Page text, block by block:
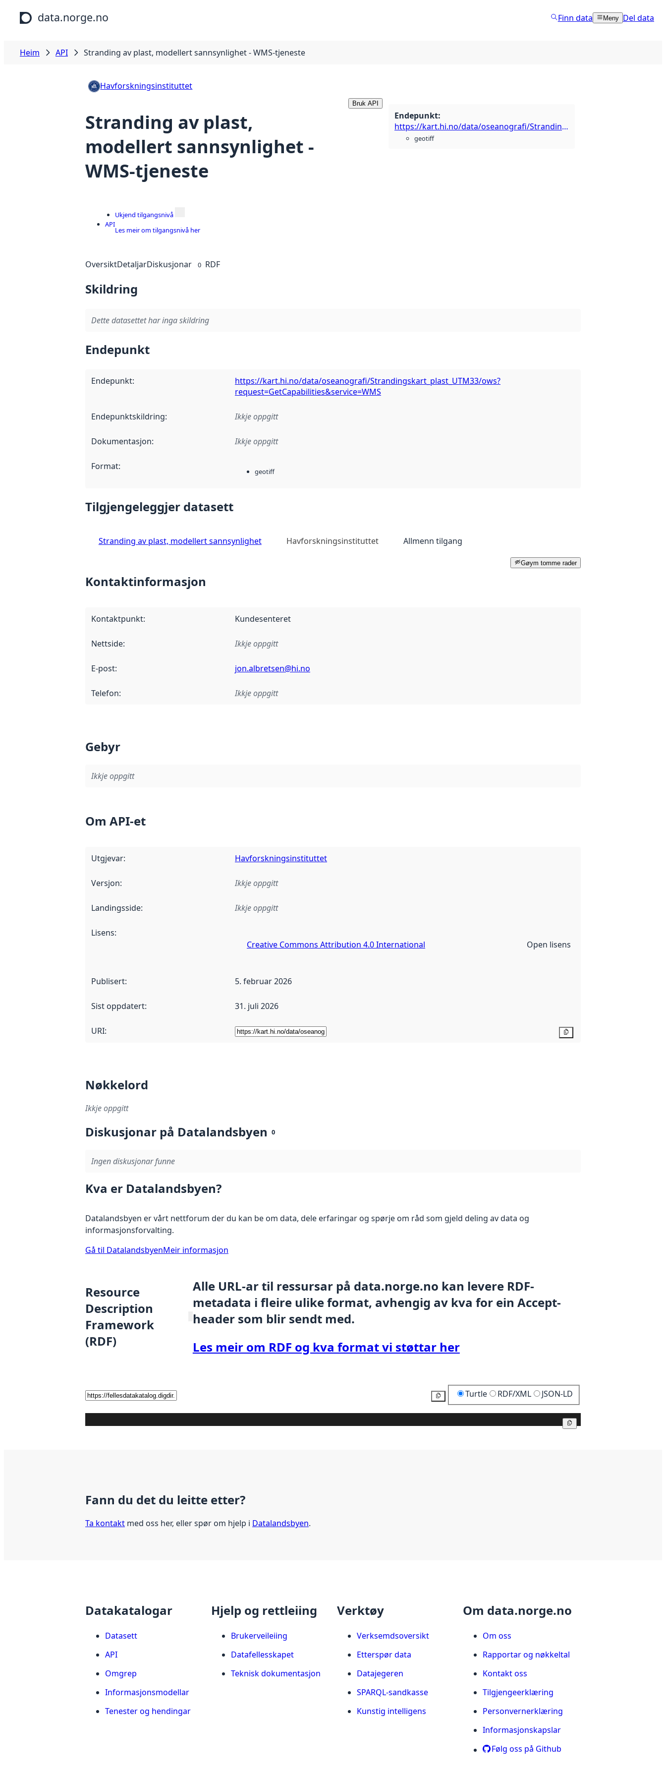
Hopp til hovudinnhald
data.norge.no Finn data Meny Del data
Heim API Stranding av plast, modellert sannsynlighet - WMS-tjeneste
Havforskningsinstituttet
Stranding av plast,
modellert sannsynlighet -
WMS-tjeneste
Bruk API
Endepunkt:
https://kart.hi.no/data/oseanografi/Strandingskart_plast_UTM33/ows?request=GetCapabilities&service=WMS
geotiff
API
Ukjend tilgangsnivå
Les meir om tilgangsnivå her
OversiktDetaljarDiskusjonar 0 RDF
Skildring
Dette datasettet har inga skildring
Endepunkt
Endepunkt:
https://kart.hi.no/data/oseanografi/Strandingskart_plast_UTM33/ows?
request=GetCapabilities&service=WMS
Endepunktskildring: Ikkje oppgitt
Dokumentasjon: Ikkje oppgitt
Format: geotiff
Tilgjengeleggjer datasett
Stranding av plast, modellert sannsynlighet Havforskningsinstituttet Allmenn tilgang
Gøym tomme rader
Kontaktinformasjon
Kontaktpunkt: Kundesenteret
Nettside: Ikkje oppgitt
E-post: jon.albretsen@hi.no
Telefon: Ikkje oppgitt
Gebyr
Ikkje oppgitt
Om API-et
Utgjevar: Havforskningsinstituttet
Versjon: Ikkje oppgitt
Landingsside: Ikkje oppgitt
Lisens:
Creative Commons Attribution 4.0 International
Open lisens
Publisert: 5. februar 2026
Sist oppdatert: 31. juli 2026
URI:
Nøkkelord
Ikkje oppgitt
Diskusjonar på Datalandsbyen 0
Ingen diskusjonar funne
Kva er Datalandsbyen?
Datalandsbyen er vårt nettforum der du kan be om data, dele erfaringar og spørje om råd som gjeld deling av data og
informasjonsforvalting.
Gå til DatalandsbyenMeir informasjon
Resource
Description
Framework
(RDF)
Alle URL-ar til ressursar på data.norge.no kan levere RDF-
metadata i fleire ulike format, avhengig av kva for ein Accept-
header som blir sendt med.
Les meir om RDF og kva format vi støttar her
Kopier Turtle RDF/XML JSON-LD
Fann du det du leitte etter?
Ta kontakt med oss her, eller spør om hjelp i Datalandsbyen.
Datakatalogar
Datasett
API
Omgrep
Informasjonsmodellar
Tenester og hendingar
Hjelp og rettleiing
Brukerveileiing
Datafellesskapet
Teknisk dokumentasjon
Verktøy
Verksemdsoversikt
Etterspør data
Datajegeren
SPARQL-sandkasse
Kunstig intelligens
Om data.norge.no
Om oss
Rapportar og nøkkeltal
Kontakt oss
Tilgjengeerklæring
Personvernerklæring
Informasjonskapslar
Følg oss på Github